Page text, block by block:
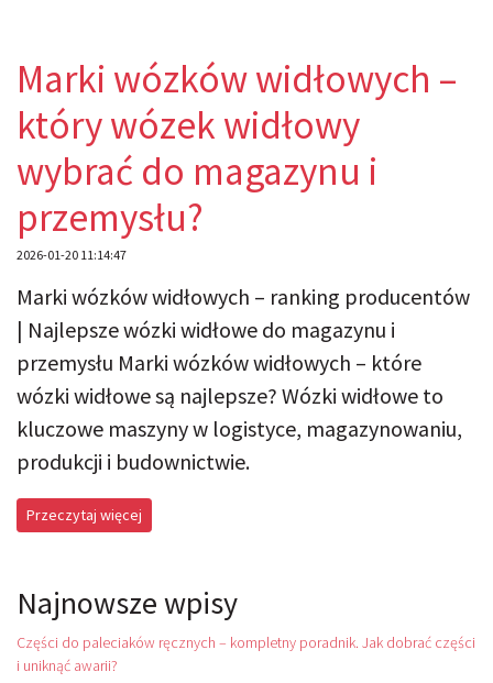
Marki wózków widłowych –
który wózek widłowy
wybrać do magazynu i
przemysłu?
2026-01-20 11:14:47
Marki wózków widłowych – ranking producentów
| Najlepsze wózki widłowe do magazynu i
przemysłu Marki wózków widłowych – które
wózki widłowe są najlepsze? Wózki widłowe to
kluczowe maszyny w logistyce, magazynowaniu,
produkcji i budownictwie.
Przeczytaj więcej
Najnowsze wpisy
Części do paleciaków ręcznych – kompletny poradnik. Jak dobrać części
i uniknąć awarii?